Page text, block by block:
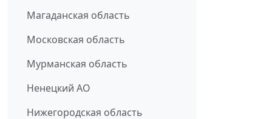
Магаданская область
Московская область
Мурманская область
Ненецкий АО
Нижегородская область